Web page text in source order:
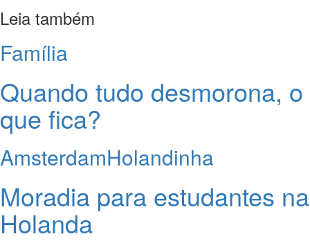
Leia também
Família
Quando tudo desmorona, o
que fica?
AmsterdamHolandinha
Moradia para estudantes na
Holanda